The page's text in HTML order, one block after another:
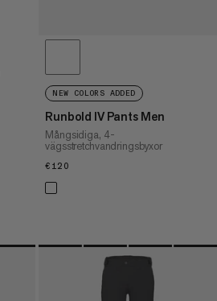
NEW COLORS ADDED
Runbold IV Pants Men
Mångsidiga, 4-
vägsstretchvandringsbyxor
€120